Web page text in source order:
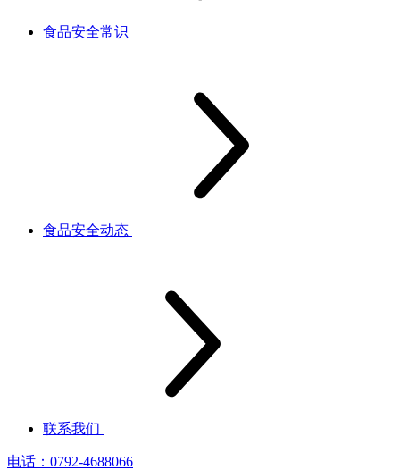
食品安全常识
食品安全动态
联系我们
电话：0792-4688066